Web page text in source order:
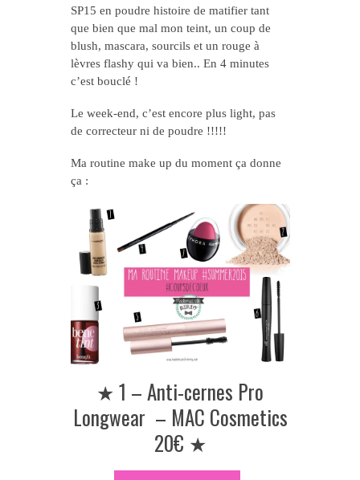
SP15 en poudre histoire de matifier tant
que bien que mal mon teint, un coup de
blush, mascara, sourcils et un rouge à
lèvres flashy qui va bien.. En 4 minutes
c’est bouclé !
Le week-end, c’est encore plus light, pas
de correcteur ni de poudre !!!!!
Ma routine make up du moment ça donne
ça :
★ 1 – Anti-cernes Pro
Longwear – MAC Cosmetics
20€ ★